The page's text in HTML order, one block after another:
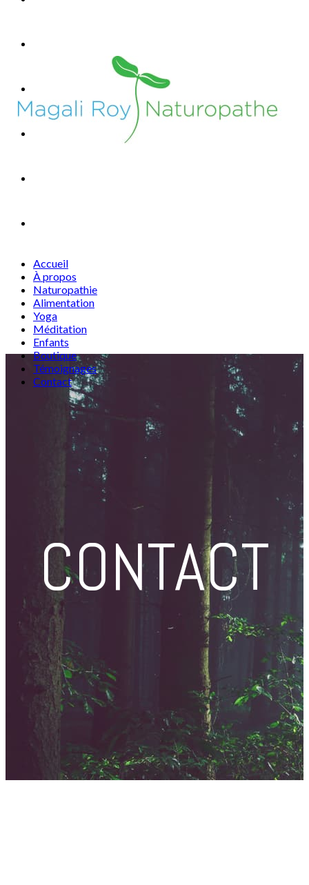
Accueil
À propos
Naturopathie
Alimentation
Yoga
Méditation
Enfants
Boutique
Témoignages
Contact
CONTACT